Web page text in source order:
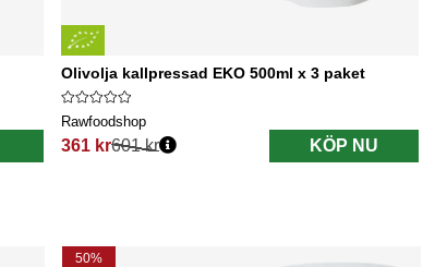
Olivolja kallpressad EKO 500ml x 3 paket
Rawfoodshop
361 kr
Ordinarie pris:
601 kr KÖP NU
50%